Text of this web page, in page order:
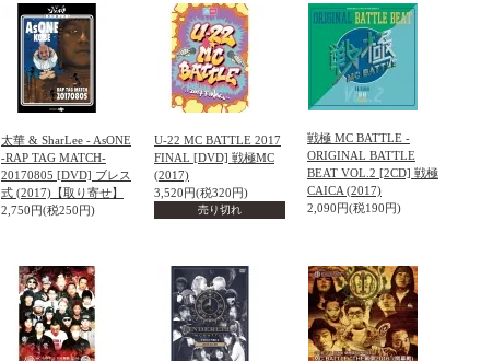
太華 & SharLee - AsONE
-RAP TAG MATCH-
20170805 [DVD] ブレス
式 (2017)【取り寄せ】
2,750円(税250円)
U-22 MC BATTLE 2017
FINAL [DVD] 戦極MC
(2017)
3,520円(税320円)
売り切れ
戦極 MC BATTLE -
ORIGINAL BATTLE
BEAT VOL.2 [2CD] 戦極
CAICA (2017)
2,090円(税190円)